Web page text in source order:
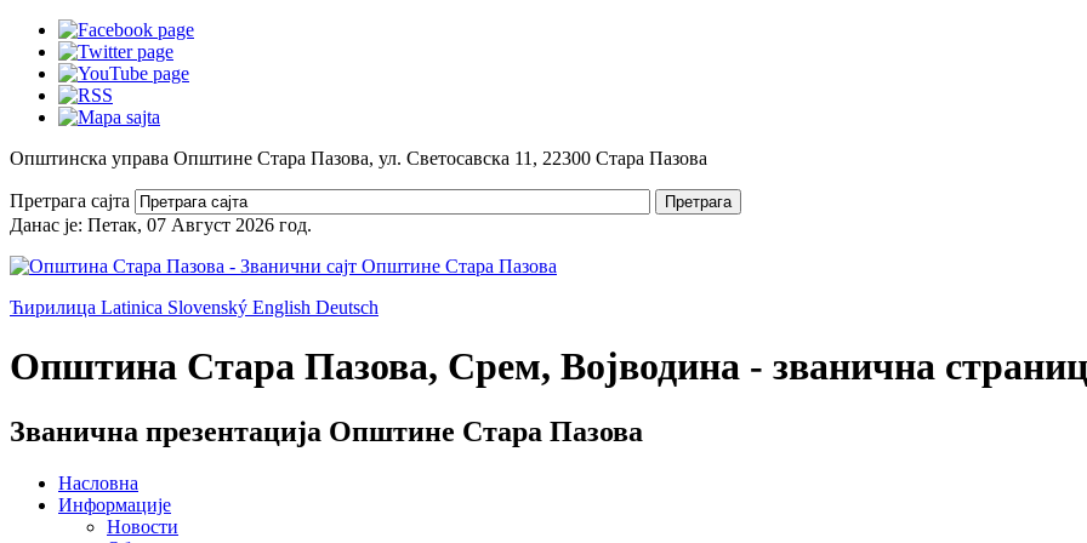
Општинска управа Општине Стара Пазова, ул. Светосавска 11, 22300 Стара Пазова
Претрага сајта Претрага
Данас је: Петак, 07 Август 2026 год.
Ћирилица Latinica Slovenský English Deutsch
Општина Стара Пазова, Срем, Војводина - званична
Званична презентација Општине Стара Пазова
Насловна
Информације
Новости